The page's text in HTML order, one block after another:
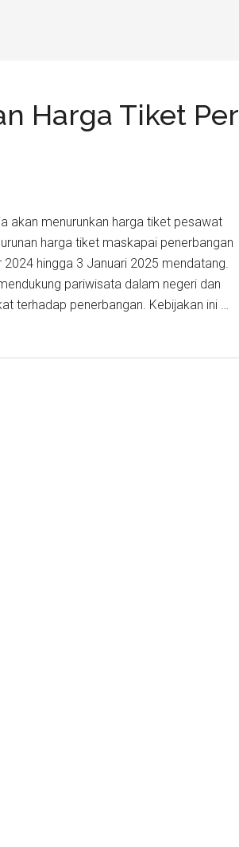
Harga Tiket Per
akan menurunkan harga tiket pesawat
harga tiket maskapai penerbangan
hingga 3 Januari 2025 mendatang.
pariwisata dalam negeri dan
terhadap penerbangan. Kebijakan ini …